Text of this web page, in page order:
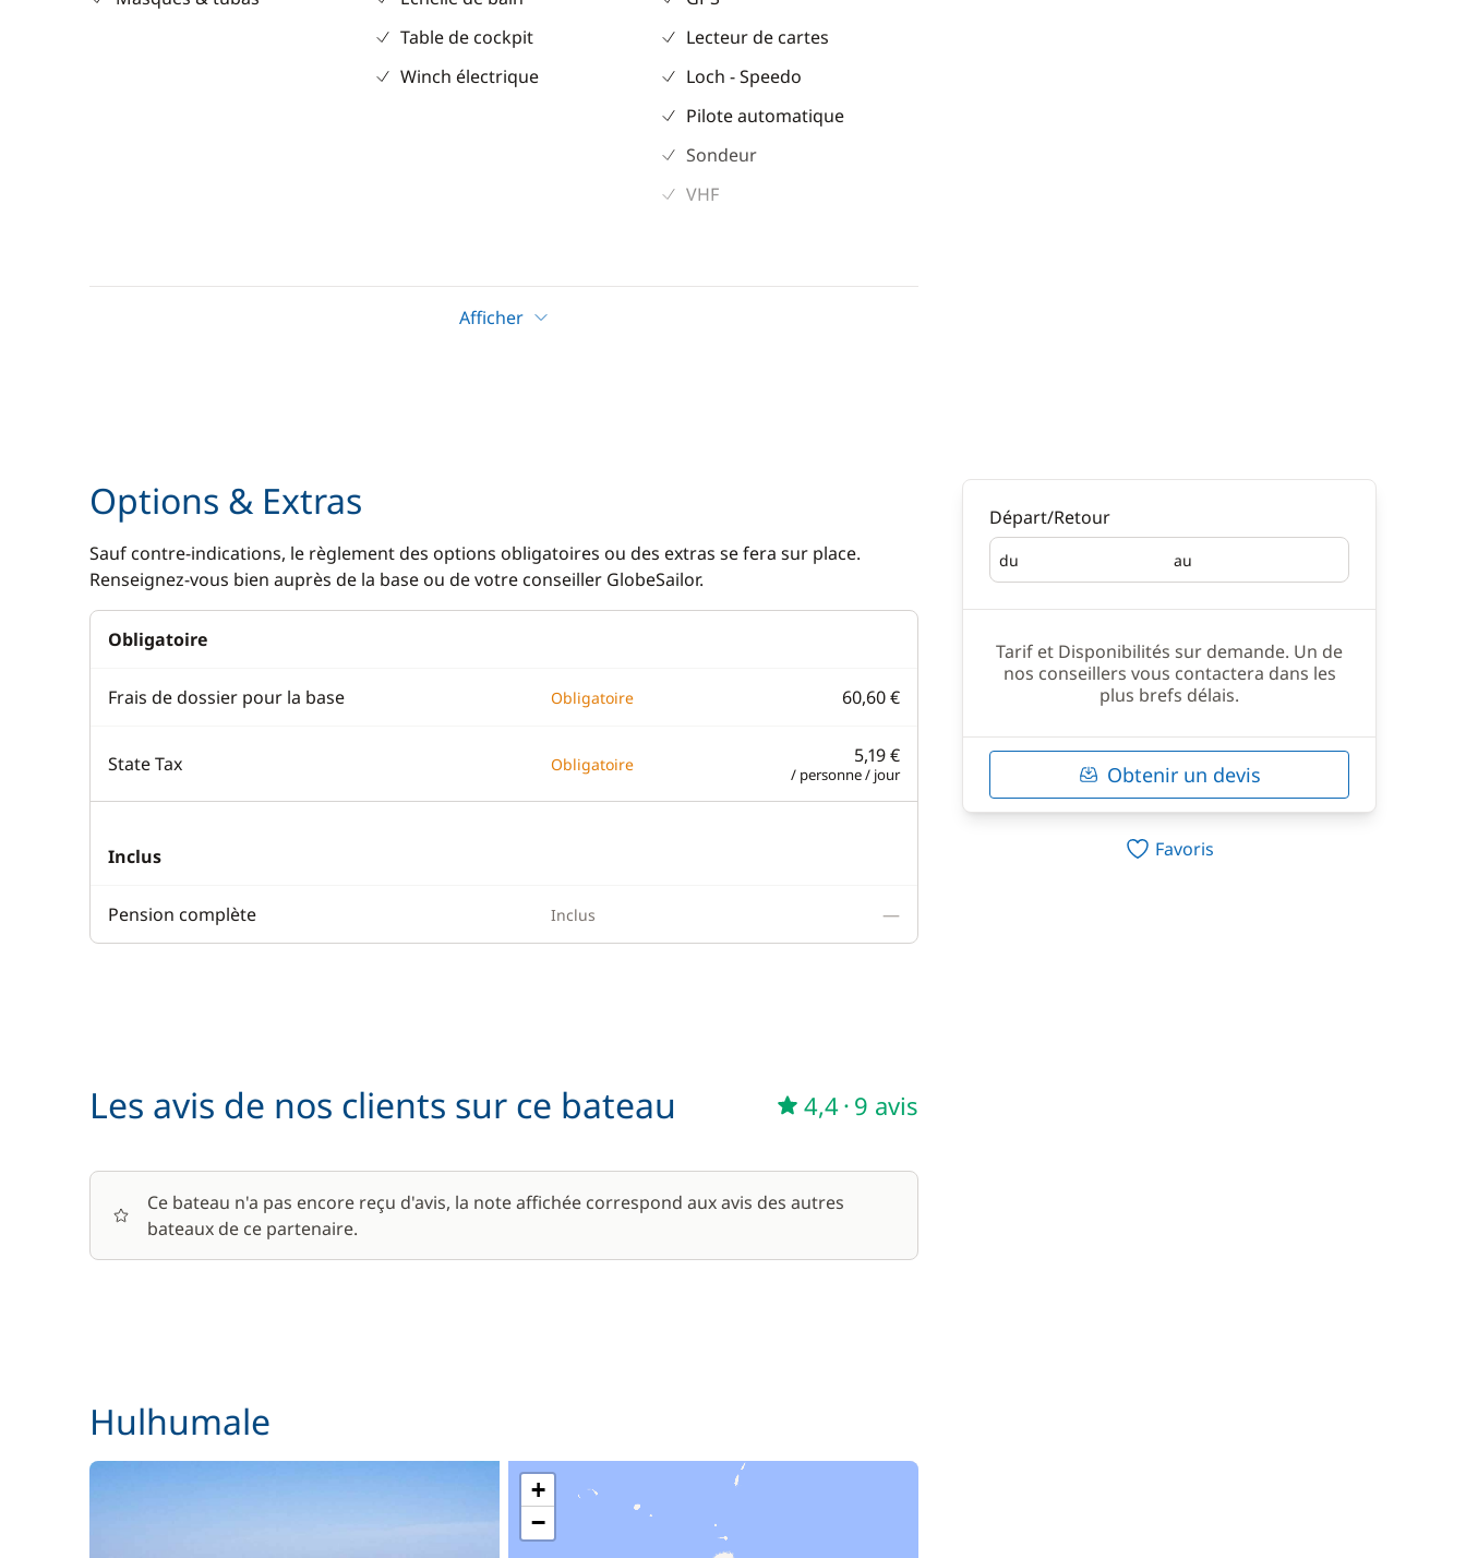
Table de cockpit
Winch électrique
Lecteur de cartes
Loch - Speedo
Pilote automatique
Sondeur
VHF
CuisinièreAfficher
Options & Extras
Sauf contre-indications, le règlement des options obligatoires ou des extras se fera sur place.
Renseignez-vous bien auprès de la base ou de votre conseiller GlobeSailor.
Obligatoire
Frais de dossier pour la base Obligatoire 60,60 €
State Tax Obligatoire 5,19 €
/ personne / jour
Inclus
Pension complète Inclus —
Les avis de nos clients sur ce bateau 4,4· 9 avis
Ce bateau n'a pas encore reçu d'avis, la note affichée correspond aux avis des autres
bateaux de ce partenaire.
Hulhumale
+
−
Départ/Retour
du
Départ au
Retour
Tarif et Disponibilités sur demande. Un de
nos conseillers vous contactera dans les
plus brefs délais.
Obtenir un devis
Favoris